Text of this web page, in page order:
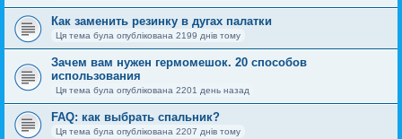
Как заменить резинку в дугах палатки
Ця тема була опублікована 2199 днів тому
Зачем вам нужен гермомешок. 20 способов
использования
Ця тема була опублікована 2201 день назад
FAQ: как выбрать спальник?
Ця тема була опублікована 2207 днів тому